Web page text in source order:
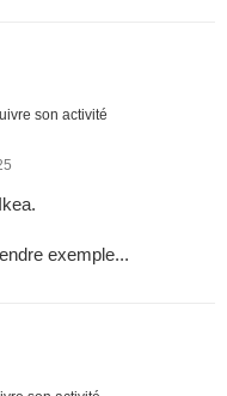
son activité
exemple...